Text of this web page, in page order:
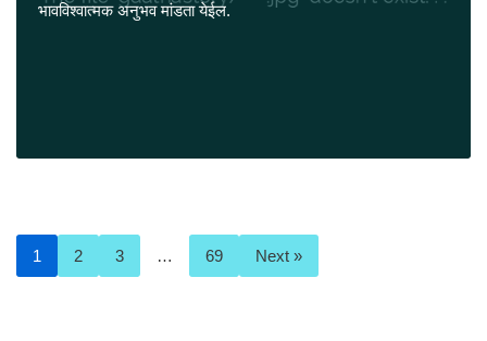
भावविश्वात्मक अनुभव मांडता येईल.
1 2 3 … 69 Next »